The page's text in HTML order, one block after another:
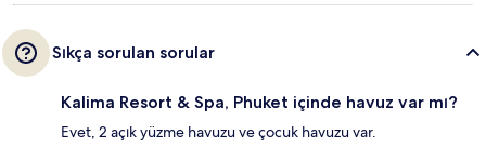
Sıkça sorulan sorular
Kalima Resort & Spa, Phuket içinde havuz var mı?
Evet, 2 açık yüzme havuzu ve çocuk havuzu var.